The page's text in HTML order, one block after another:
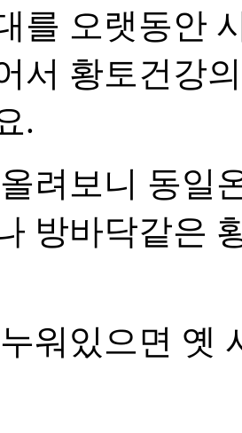
를 오랫동안
서 황토건강
.
려보니 동일
방바닥같은
워있으면 옛